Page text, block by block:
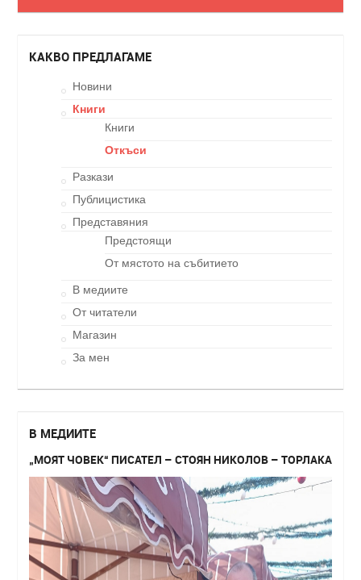
КАКВО ПРЕДЛАГАМЕ
Новини
Книги
Книги
Откъси
Разкази
Публицистика
Представяния
Предстоящи
От мястото на събитието
В медиите
От читатели
Магазин
За мен
В МЕДИИТЕ
„МОЯТ ЧОВЕК“ ПИСАТЕЛ – СТОЯН НИКОЛОВ – ТОРЛАКА